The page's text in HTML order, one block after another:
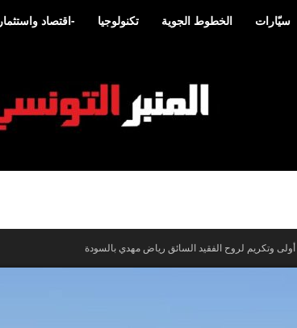
-اقتصاد واستثمار تكنولوجيا الخطوط الجوية سيّارات
أولى وتكريم لروح الفقيد السائق رياض مهدي بالسودة